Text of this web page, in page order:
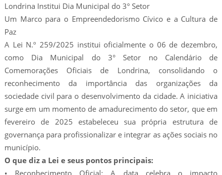
Londrina Institui Dia Municipal do 3° Setor
Um Marco para o Empreendedorismo Cívico e a Cultura de
Paz
A Lei N.º 259/2025 institui oficialmente o 06 de dezembro,
como Dia Municipal do 3° Setor no Calendário de
Comemorações Oficiais de Londrina, consolidando o
reconhecimento da importância das organizações da
sociedade civil para o desenvolvimento da cidade. A iniciativa
surge em um momento de amadurecimento do setor, que em
fevereiro de 2025 estabeleceu sua própria estrutura de
governança para profissionalizar e integrar as ações sociais no
município.
O que diz a Lei e seus pontos principais:
• Reconhecimento Oficial: A data celebra o impacto